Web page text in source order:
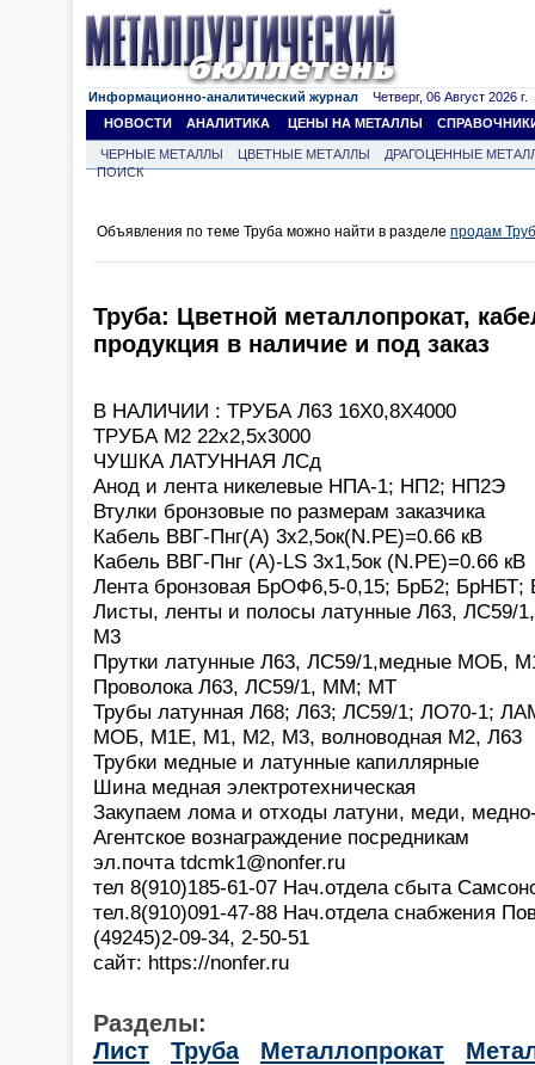
Информационно-аналитический журнал Четверг, 06 Август 2026 г.
НОВОСТИ
АНАЛИТИКА ЦЕНЫ НА МЕТАЛЛЫ
ЧЕРНЫЕ МЕТАЛЛЫ ЦВЕТНЫЕ МЕТАЛЛЫ
ДРАГОЦЕННЫЕ
ПОИСК
Объявления по теме Труба можно найти в разделе продам
Труба: Цветной металлопрокат,
продукция в наличие и под заказ
В НАЛИЧИИ : ТРУБА Л63 16Х0,8Х4000
ТРУБА М2 22х2,5х3000
ЧУШКА ЛАТУННАЯ ЛСд
Анод и лента никелевые НПА-1; НП2; НП2Э
Втулки бронзовые по размерам заказчика
Кабель ВВГ-Пнг(А) 3х2,5ок(N.PE)=0.66 кВ
Кабель ВВГ-Пнг (А)-LS 3х1,5ок (N.PE)=0.66 кВ
Лента бронзовая БрОФ6,5-0,15; БрБ2; БрНБТ;
Листы, ленты и полосы латунные Л63,
М3
Прутки латунные Л63, ЛС59/1,медные МОБ,
Проволока Л63, ЛС59/1, ММ; МТ
Трубы латунная Л68; Л63; ЛС59/1; ЛО70-1;
МОБ, М1Е, М1, М2, М3, волноводная М2, Л63
Трубки медные и латунные капиллярные
Шина медная электротехническая
Закупаем лома и отходы латуни, меди,
Агентское вознаграждение посредникам
эл.почта tdcmk1@nonfer.ru
тел 8(910)185-61-07 Нач.отдела сбыта
тел.8(910)091-47-88 Нач.отдела снабжения
(49245)2-09-34, 2-50-51
сайт: https://nonfer.ru
Разделы:
Лист
Труба Металлопрокат